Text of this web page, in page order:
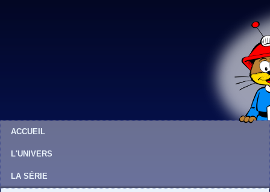
ACCUEIL
L'UNIVERS
LA SÉRIE